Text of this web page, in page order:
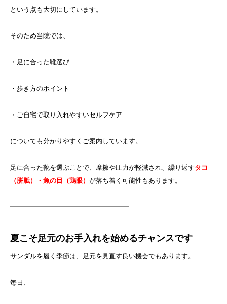
という点も大切にしています。
そのため当院では、
・足に合った靴選び
・歩き方のポイント
・ご自宅で取り入れやすいセルフケア
についても分かりやすくご案内しています。
足に合った靴を選ぶことで、摩擦や圧力が軽減され、繰り返すタコ
（胼胝）・魚の目（鶏眼） が落ち着く可能性もあります。
━━━━━━━━━━━━━━━━━━
夏こそ足元のお手入れを始めるチャンスです
サンダルを履く季節は、足元を見直す良い機会でもあります。
毎日、